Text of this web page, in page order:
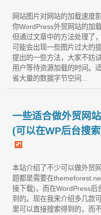
网站图片对网站的加载速度
你WordPress外贸网站的加
但通过文章中的方法处理了
可能会出现一些图片过大的
提出的一些方法，大家不妨
用户等待资源加载的时间。
省大量的数据字节空间...
一些适合做外贸网
(可以在WP后台搜
本站介绍了不少可以做外贸
题都是需要在
接下载)，而在WordPress后
到的。现在我来介绍多几款
里可以直接搜索得到的，而